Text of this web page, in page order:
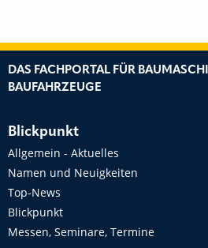
DAS FACHPORTAL FÜR
BAUFAHRZEUGE
Blickpunkt
Allgemein - Aktuelles
Namen und Neuigkeiten
Top-News
Blickpunkt
Messen, Seminare, Termine